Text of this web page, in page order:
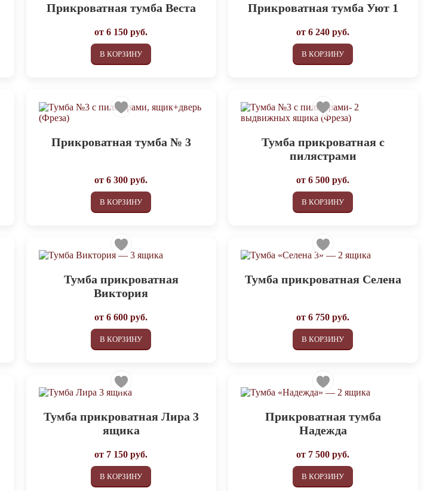
Прикроватная тумба Веста
от6 150 руб.
В КОРЗИНУ
Прикроватная тумба Уют 1
от6 240 руб.
В КОРЗИНУ
Прикроватная тумба № 3
от6 300 руб.
В КОРЗИНУ
Тумба прикроватная с
пилястрами
от6 500 руб.
В КОРЗИНУ
Тумба прикроватная
Виктория
от6 600 руб.
В КОРЗИНУ
Тумба прикроватная Селена
от6 750 руб.
В КОРЗИНУ
Тумба прикроватная Лира 3
ящика
от 7 150 руб.
В КОРЗИНУ
Прикроватная тумба
Надежда
от 7 500 руб.
В КОРЗИНУ